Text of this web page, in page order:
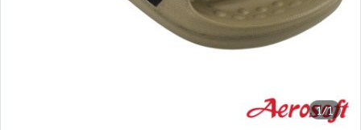
1/1